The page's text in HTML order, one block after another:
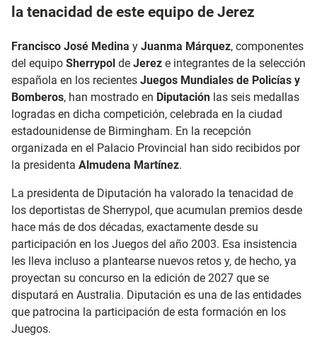
la tenacidad de este equipo de Jerez
Francisco José Medina y Juanma Márquez, componentes
del equipo Sherrypol de Jerez e integrantes de la selección
española en los recientes Juegos Mundiales de Policías y
Bomberos, han mostrado en Diputación las seis medallas
logradas en dicha competición, celebrada en la ciudad
estadounidense de Birmingham. En la recepción
organizada en el Palacio Provincial han sido recibidos por
la presidenta Almudena Martínez.
La presidenta de Diputación ha valorado la tenacidad de
los deportistas de Sherrypol, que acumulan premios desde
hace más de dos décadas, exactamente desde su
participación en los Juegos del año 2003. Esa insistencia
les lleva incluso a plantearse nuevos retos y, de hecho, ya
proyectan su concurso en la edición de 2027 que se
disputará en Australia. Diputación es una de las entidades
que patrocina la participación de esta formación en los
Juegos.